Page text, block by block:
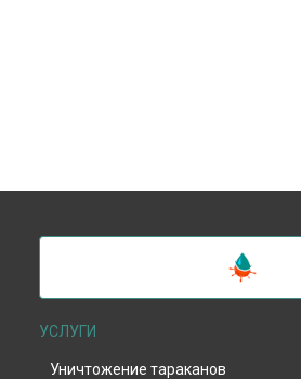
УСЛУГИ
Уничтожение тараканов